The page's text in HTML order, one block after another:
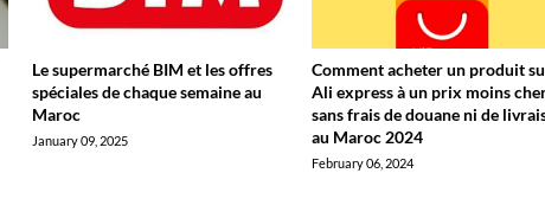
Le supermarché BIM et les offres
spéciales de chaque semaine au
Maroc
January 09, 2025
Comment acheter un produit
Ali express à un prix moins
sans frais de douane ni de
au Maroc 2024
February 06, 2024